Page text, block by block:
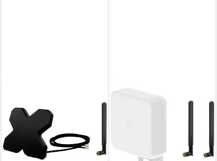
Antennenset für Router
Antenne 1 LTE Twin Kabel 2m
WLAN-Antenne
ab 68,94 €
lieferbar - in 2-3 Werktagen bei dir
WITTENBERG ANTENNEN
LTE, WLAn, Mobilfunk, Router
lieferbar - in 2-3 Werktagen bei dir